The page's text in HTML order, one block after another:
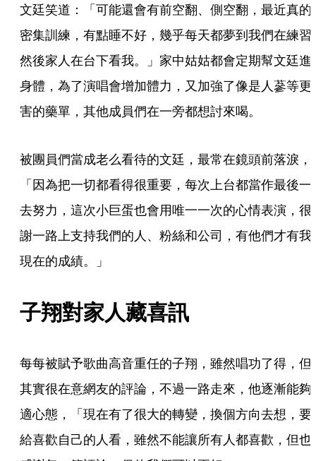
文廷笑道：「可能還會有前空翻、側空翻，最近真的
密集訓練，有點睡不好，幾乎每天都夢到我們在練習
然後家人在台下看我。」家中姑姑都會定期幫文廷進
身體，為了演唱會增加體力，又加強了像是人蔘等更
害的藥單，其他成員們在一旁都想討來喝。
被團員們當成老么看待的文廷，最常在鏡頭前落淚，
「因為把一切都看得很重要，每次上台都當作最後一
去努力，這次小巨蛋也會用唯一一次的心情表演，很
謝一路上支持我們的人、粉絲和公司，有他們才有我
現在的成績。」
子翔對家人藏喜訊
每每被賦予歌曲高音重任的子翔，雖然唱功了得，但
其實很在意網友的評論，不過一路走來，他逐漸能夠
適心態，「現在有了很大的轉變，換個方向去想，要
給喜歡自己的人看，雖然不能讓所有人都喜歡，但也